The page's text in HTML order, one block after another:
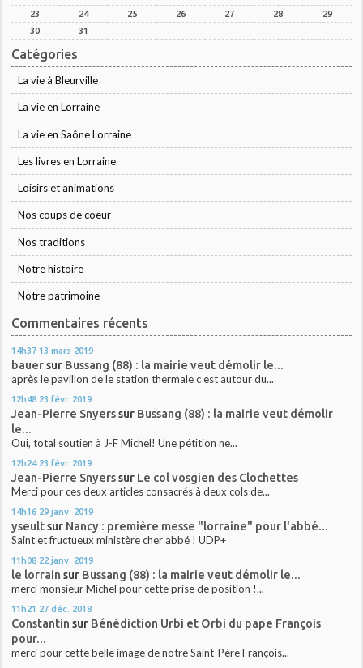
23
24 25 26 27 28
29
30
31
Catégories
La vie à Bleurville
La vie en Lorraine
La vie en Saône Lorraine
Les livres en Lorraine
Loisirs et animations
Nos coups de coeur
Nos traditions
Notre histoire
Notre patrimoine
Commentaires récents
14h37 13 mars 2019
bauersur Bussang (88) : la mairie veut démolir le...
après le pavillon de le station thermale c est autour du...
12h48 23 févr. 2019
Jean-Pierre Snyerssur Bussang (88) : la mairie veut démolir
le...
Oui, total soutien à J-F Michel! Une pétition ne...
12h24 23 févr. 2019
Jean-Pierre Snyerssur Le col vosgien des Clochettes
Merci pour ces deux articles consacrés à deux cols de...
14h16 29 janv. 2019
yseultsur Nancy : première messe "lorraine" pour l'abbé...
Saint et fructueux ministère cher abbé ! UDP+
11h08 22 janv. 2019
le lorrain sur Bussang (88) : la mairie veut démolir le...
merci monsieur Michel pour cette prise de position !...
11h21 27 déc. 2018
Constantin sur Bénédiction Urbi et Orbi du pape François
pour...
merci pour cette belle image de notre Saint-Père François...